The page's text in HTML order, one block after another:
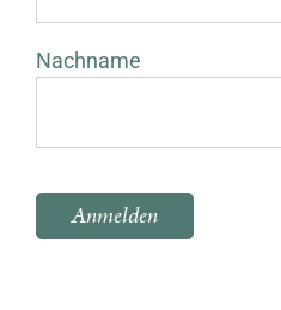
Nachname
Bitte lasse dieses Feld leer.